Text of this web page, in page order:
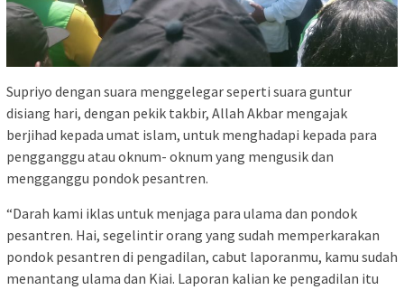
Supriyo dengan suara menggelegar seperti suara guntur
disiang hari, dengan pekik takbir, Allah Akbar mengajak
berjihad kepada umat islam, untuk menghadapi kepada para
pengganggu atau oknum- oknum yang mengusik dan
mengganggu pondok pesantren.
“Darah kami iklas untuk menjaga para ulama dan pondok
pesantren. Hai, segelintir orang yang sudah memperkarakan
pondok pesantren di pengadilan, cabut laporanmu, kamu sudah
menantang ulama dan Kiai. Laporan kalian ke pengadilan itu